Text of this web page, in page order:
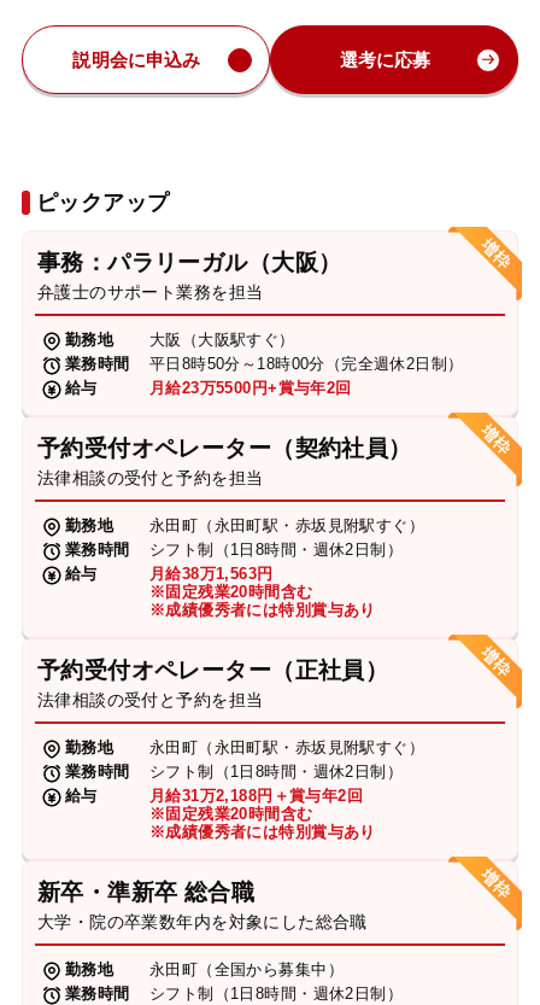
説明会に申込み 選考に応募
ピックアップ
事務：パラリーガル（大阪）
弁護士のサポート業務を担当
勤務地
大阪（大阪駅すぐ）
業務時間
平日8時50分～18時00分（完全週休2日制）
給与
月給23万5500円+賞与年2回
予約受付オペレーター（契約社員）
法律相談の受付と予約を担当
勤務地
永田町（永田町駅・赤坂見附駅すぐ）
業務時間
シフト制（1日8時間・週休2日制）
給与
月給38万1,563円
※固定残業20時間含む
※成績優秀者には特別賞与あり
予約受付オペレーター（正社員）
法律相談の受付と予約を担当
勤務地
永田町（永田町駅・赤坂見附駅すぐ）
業務時間
シフト制（1日8時間・週休2日制）
給与
月給31万2,188円＋賞与年2回
※固定残業20時間含む
※成績優秀者には特別賞与あり
新卒・準新卒 総合職
大学・院の卒業数年内を対象にした総合職
勤務地
永田町（全国から募集中）
業務時間
シフト制（1日8時間・週休2日制）